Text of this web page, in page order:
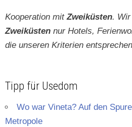
Koop­er­a­tion mitZweiküsten. Wir
Zweiküsten nur Hotels,
die unseren Kri­te­rien
Tipp für Usedom
Wo war Vine­ta? Auf den
Metropole